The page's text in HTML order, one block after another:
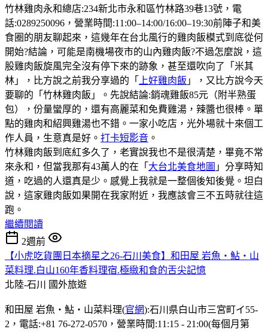
竹林雞肉永和總店:234新北市永和區竹林路39巷13號，電
話:0289250096，營業時間:11:00–14:00/16:00–19:30前陣子和美
食圈的朋友聊起來，這幾年在台北風行的雞肉飯模式到底從何
開始?結論，可能是南機場夜市的山內雞肉飯?不過怎麼說，這
股雞肉飯旋風完全沒有停下來的跡象，甚至還吹向了「米其
林」，比方說之前我分享過的「
上好雞肉飯 」，又比方說今天
要聊的「竹林雞肉飯」。先說結論:銷魂雞飯85元（附半熟蛋
包），份量蠻厚的，還有高麗菜和免費雞湯，辣醬也很棒。單
點的雞肉和紹興雞湯也不錯。一家小吃店，光外場就十來個工
作人員，生意真是好。 打卡短影音 。
竹林雞肉飯到底紅多久了，老實說我也不是很清楚，畢竟不常
來永和，但當我那有43萬人的在「 大台北美食地圖 」分享時知
道，吃過的人還真是少。感覺上我就是一整個後知後覺。坦白
說，這家雞肉飯如果開在我家附近，我應該會三不五時就往這
跑。
繼續閱讀
2週前
【小虎吃貨團日本摘星之26-石川美食】和田屋 岩魚・鮎・山
菜料理.白山160年香料理宿.極緻和食的舌尖記憶
北陸-石川
國外旅遊
和田屋 岩魚・鮎・山菜料理(官網):石川県白山市三宮町イ55-
2，電話:+81 76-272-0570，營業時間:11:15 - 21:00(每個月第